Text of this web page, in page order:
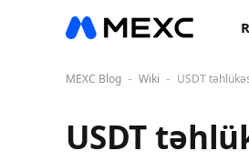
MEXC Blog - Wiki - USDT
USDT